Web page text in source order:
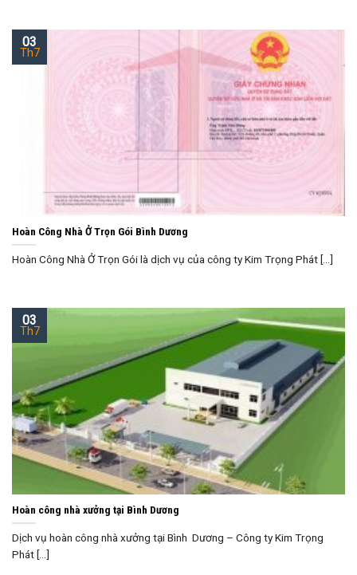
Hoàn Công Nhà Ở Trọn Gói Bình Dương
Hoàn Công Nhà Ở Trọn Gói là dịch vụ của công ty Kim Trọng Phát [...]
03
Th7
Hoàn công nhà xưởng tại Bình Dương
Dịch vụ hoàn công nhà xưởng tại Bình Dương – Công ty Kim Trọng
Phát [...]
03
Th7